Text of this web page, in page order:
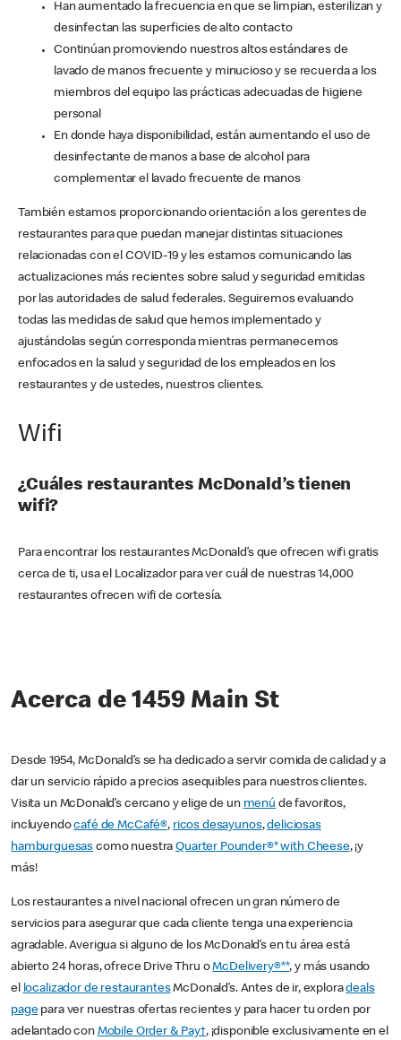
Han aumentado la frecuencia en que se limpian, esterilizan y
desinfectan las superficies de alto contacto
Continúan promoviendo nuestros altos estándares de
lavado de manos frecuente y minucioso y se recuerda a los
miembros del equipo las prácticas adecuadas de higiene
personal
En donde haya disponibilidad, están aumentando el uso de
desinfectante de manos a base de alcohol para
complementar el lavado frecuente de manos
También estamos proporcionando orientación a los gerentes de
restaurantes para que puedan manejar distintas situaciones
relacionadas con el COVID-19 y les estamos comunicando las
actualizaciones más recientes sobre salud y seguridad emitidas
por las autoridades de salud federales. Seguiremos evaluando
todas las medidas de salud que hemos implementado y
ajustándolas según corresponda mientras permanecemos
enfocados en la salud y seguridad de los empleados en los
restaurantes y de ustedes, nuestros clientes.
Wifi
¿Cuáles restaurantes McDonald’s tienen
wifi?
Para encontrar los restaurantes McDonald’s que ofrecen wifi gratis
cerca de ti, usa el Localizador para ver cuál de nuestras 14,000
restaurantes ofrecen wifi de cortesía.
Acerca de 1459 Main St
Desde 1954, McDonald’s se ha dedicado a servir comida de calidad y a
dar un servicio rápido a precios asequibles para nuestros clientes.
Visita un McDonald’s cercano y elige de un menú de favoritos,
incluyendocafé de McCafé®, ricos desayunos,deliciosas
hamburguesas como nuestraQuarter Pounder®* with Cheese, ¡y
más!
Los restaurantes a nivel nacional ofrecen un gran número de
servicios para asegurar que cada cliente tenga una experiencia
agradable. Averigua si alguno de los McDonald’s en tu área está
abierto 24 horas, ofrece Drive Thru oMcDelivery®**, y más usando
el localizador de restaurantesMcDonald’s. Antes de ir, exploradeals
pagepara ver nuestras ofertas recientes y para hacer tu orden por
adelantado con Mobile Order & Pay†, ¡disponible exclusivamente en el